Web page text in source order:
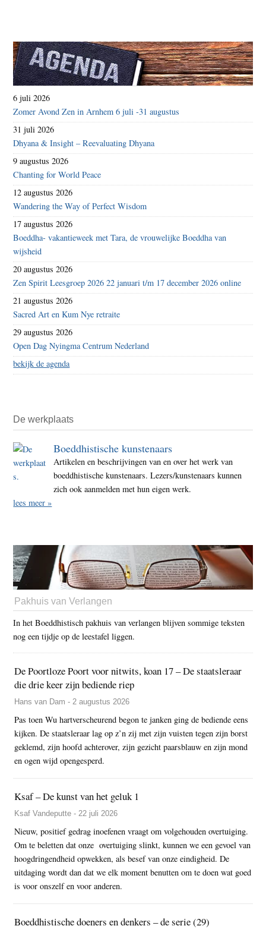
6 juli 2026
Zomer Avond Zen in Arnhem 6 juli -31 augustus
31 juli 2026
Dhyana & Insight – Reevaluating Dhyana
9 augustus 2026
Chanting for World Peace
12 augustus 2026
Wandering the Way of Perfect Wisdom
17 augustus 2026
Boeddha- vakantieweek met Tara, de vrouwelijke Boeddha van
wijsheid
20 augustus 2026
Zen Spirit Leesgroep 2026 22 januari t/m 17 december 2026 online
21 augustus 2026
Sacred Art en Kum Nye retraite
29 augustus 2026
Open Dag Nyingma Centrum Nederland
bekijk de agenda
De werkplaats
Boeddhistische kunstenaars
Artikelen en beschrijvingen van en over het werk van
boeddhistische kunstenaars. Lezers/kunstenaars kunnen
zich ook aanmelden met hun eigen werk.
lees meer »
Pakhuis van Verlangen
In het Boeddhistisch pakhuis van verlangen blijven sommige teksten
nog een tijdje op de leestafel liggen.
De Poortloze Poort voor nitwits, koan 17 – De staatsleraar
die drie keer zijn bediende riep
Hans van Dam - 2 augustus 2026
Pas toen Wu hartverscheurend begon te janken ging de bediende eens
kijken. De staatsleraar lag op z’n zij met zijn vuisten tegen zijn borst
geklemd, zijn hoofd achterover, zijn gezicht paarsblauw en zijn mond
en ogen wijd opengesperd.
Ksaf – De kunst van het geluk 1
Ksaf Vandeputte - 22 juli 2026
Nieuw, positief gedrag inoefenen vraagt om volgehouden overtuiging.
Om te beletten dat onze overtuiging slinkt, kunnen we een gevoel van
hoogdringendheid opwekken, als besef van onze eindigheid. De
uitdaging wordt dan dat we elk moment benutten om te doen wat goed
is voor onszelf en voor anderen.
Boeddhistische doeners en denkers – de serie (29)